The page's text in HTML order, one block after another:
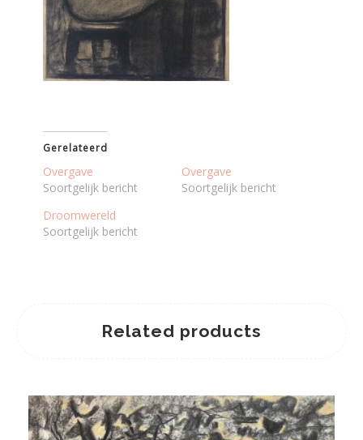
Gerelateerd
Overgave
Soortgelijk bericht
Overgave
Soortgelijk bericht
Droomwereld
Soortgelijk bericht
Related products